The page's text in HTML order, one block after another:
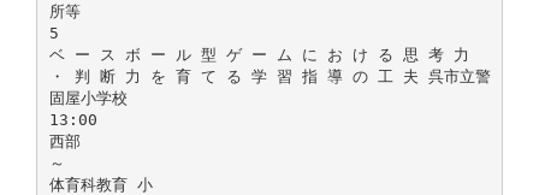
所等
5
ベ ー ス ボ ー ル 型 ゲ ー ム に お け る 思 考 力
・ 判 断 力 を 育 て る 学 習 指 導 の 工 夫 呉市立警
固屋小学校
13:00
西部
～
体育科教育 小